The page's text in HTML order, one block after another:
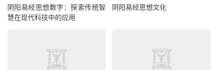
阴阳易经思想数字：探索传统智
慧在现代科技中的应用
阴阳易经思想文化